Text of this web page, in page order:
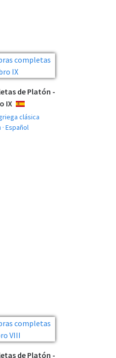
de Platón -
IX ESPAÑOL
clásica
Español
de Platón -